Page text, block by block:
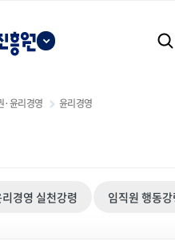
·윤리경영 윤리경영
경영 실천강령 임직원 행동강